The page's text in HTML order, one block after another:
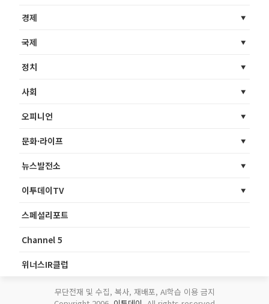
경제
국제
정치
사회
오피니언
문화·라이프
뉴스발전소
이투데이TV
스페셜리포트
Channel 5
위너스IR클럽
무단전재 및 수집, 복사, 재배포, AI학습 이용 금지